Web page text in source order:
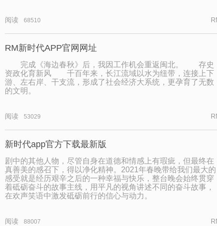
阅读 68510
RM新时代APP官网网址
完成《海边春秋》后，我因工作机会重返闽北。 存史
资政化育新风 千百年来，长江流域以水为纽带，连接上下
游、左右岸、干支流，形成了社会经济大系统，更孕育了无数
的文明。
阅读 53029
新时代app官方下载最新版
剧中的其他人物，尽管自身在道德和情感上有瑕疵，但最终在
真善美的感召下，得以净化精神。2021年春晚带给我们最大的
感受就是经历艰辛之后的一种幸福与快乐，整台晚会始终贯穿
着砥砺奋斗的故事主线，用平凡的视角讲述不同的奋斗故事，
在欢声笑语中激发砥砺前行的信心与动力。
阅读 88007